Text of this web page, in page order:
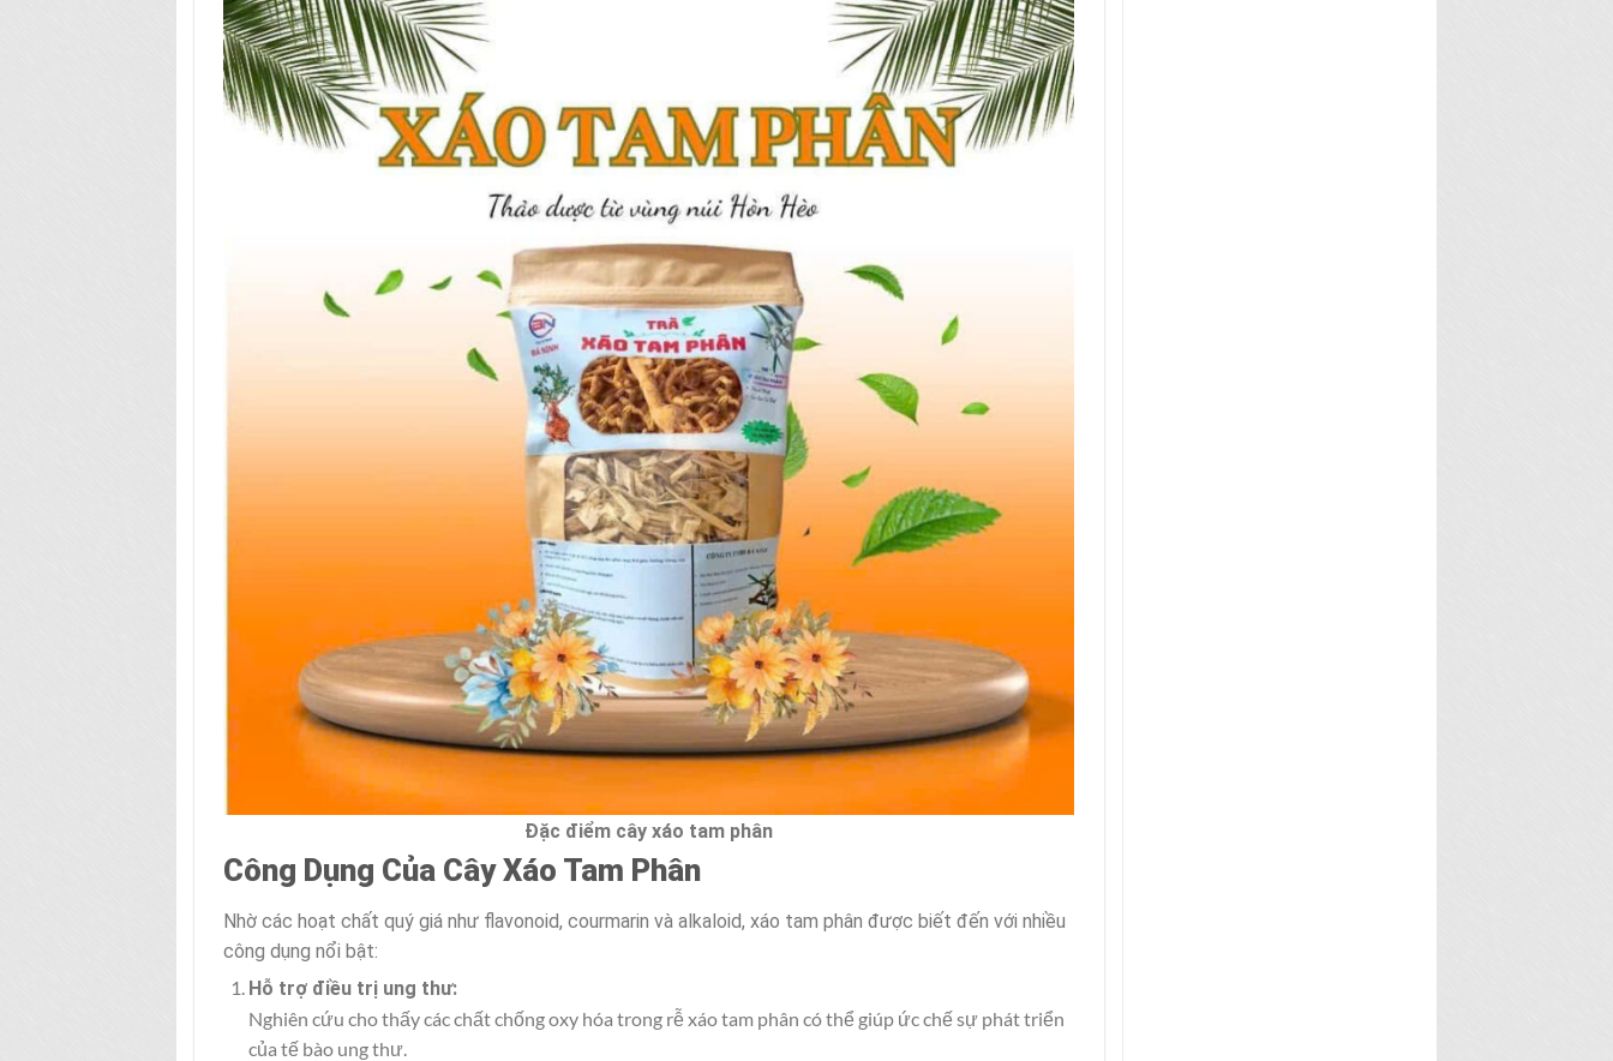
Đặc điểm cây xáo tam phân
Công Dụng Của Cây Xáo Tam Phân
Nhờ các hoạt chất quý giá như flavonoid, courmarin và alkaloid, xáo tam phân được biết đến với nhiều
công dụng nổi bật:
Hỗ trợ điều trị ung thư:
Nghiên cứu cho thấy các chất chống oxy hóa trong rễ xáo tam phân có thể giúp ức chế sự phát triển
của tế bào ung thư.